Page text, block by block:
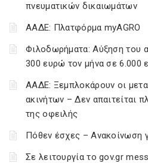
πνευματικών δικαιωμάτων
ΑΑΔΕ: Πλατφόρμα myAGRO
Φιλοδωρήματα: Αύξηση του
300 ευρώ τον μήνα σε 6.000
ΑΑΔΕ: Ξεμπλοκάρουν οι
ακινήτων – Δεν απαιτείται
της οφειλής
Πόθεν έσχες – Ανακοίνωση
Σε λειτουργία το gov.gr